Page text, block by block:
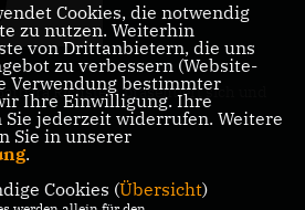
Richstein präsentiert sich und
Cookies, die notwendig
zu nutzen. Weiterhin
von Drittanbietern, die uns
zu verbessern (Website-
Verwendung bestimmter
Ihre Einwilligung. Ihre
jederzeit widerrufen. Weitere
Sie in unserer
.
Cookies (Übersicht)